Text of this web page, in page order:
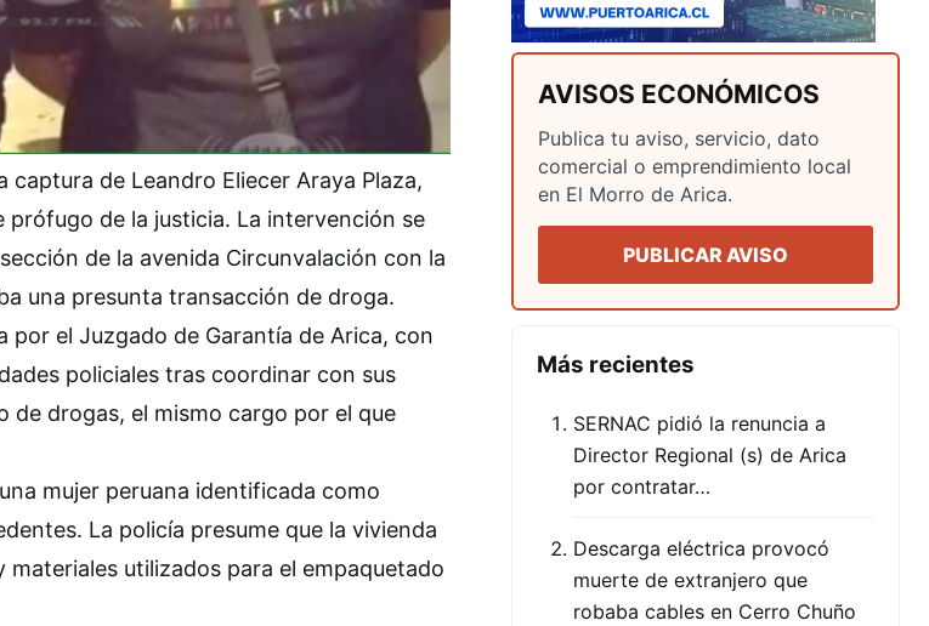
de Leandro Eliecer Araya Plaza,
de la justicia. La intervención se
de la avenida Circunvalación con la
una presunta transacción de droga.
por el Juzgado de Garantía de Arica, con
policiales tras coordinar con sus
de drogas, el mismo cargo por el que
mujer peruana identificada como
La policía presume que la vivienda
utilizados para el empaquetado
AVISOS ECONÓMICOS
Publica tu aviso, servicio, dato
comercial o emprendimiento local
en El Morro de Arica.
PUBLICAR AVISO
Más recientes
SERNAC pidió la renuncia a
Director Regional (s) de Arica
por contratar…
Descarga eléctrica provocó
muerte de extranjero que
robaba cables en Cerro Chuño